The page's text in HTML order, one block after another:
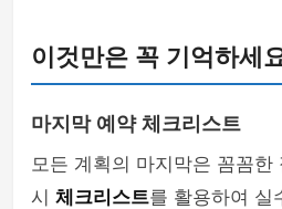
이것만은 꼭 기억하세
마지막 예약 체크리스트
모든 계획의 마지막은 꼼꼼한
시 체크리스트를 활용하여 실